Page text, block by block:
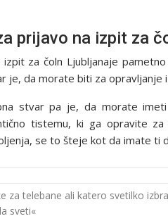
prijavo na izpit za
za čoln Ljubljanaje
je, da morate biti za opravljanje
stvar pa je, da morate
tistemu, ki ga opravite
se to šteje kot da imate ti
za telebane ali katero svetilko
sveti«